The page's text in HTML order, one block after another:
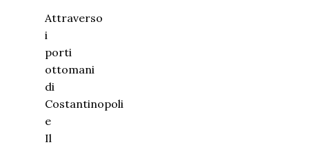
Attraverso
i
porti
ottomani
di
Costantinopoli
e
Il